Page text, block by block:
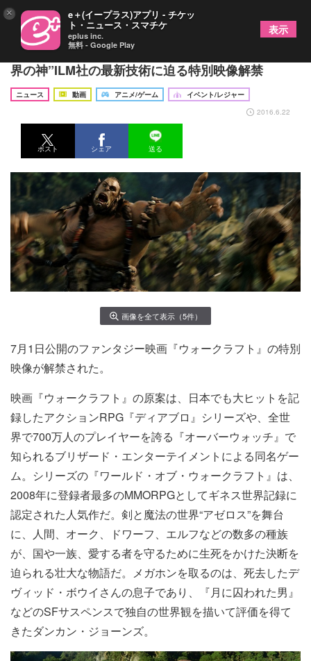
世界最大のRPG原作映画『ウォークラフト』 “CG
界の神”ILM社の最新技術に迫る特別映像解禁
ニュース 動画 アニメ/ゲーム
イベント/レジャー
2016.6.22
ポスト シェア 送る
画像を全て表示（5件）
7月1日公開のファンタジー映画『ウォークラフト』の特別
映像が解禁された。
映画『ウォークラフト』の原案は、日本でも大ヒットを記
録したアクションRPG『ディアブロ』シリーズや、全世
界で700万人のプレイヤーを誇る『オーバーウォッチ』で
知られるブリザード・エンターテイメントによる同名ゲー
ム。シリーズの『ワールド・オブ・ウォークラフト』は、
2008年に登録者最多のMMORPGとしてギネス世界記録に
認定された人気作だ。剣と魔法の世界“アゼロス”を舞台
に、人間、オーク、ドワーフ、エルフなどの数多の種族
が、国や一族、愛する者を守るために生死をかけた決断を
迫られる壮大な物語だ。メガホンを取るのは、死去したデ
ヴィッド・ボウイさんの息子であり、『月に囚われた男』
などのSFサスペンスで独自の世界観を描いて評価を得て
きたダンカン・ジョーンズ。
× e＋(イープラス)アプリ - チケッ
ト・ニュース・スマチケ
eplus inc.
無料 - Google Play
表示